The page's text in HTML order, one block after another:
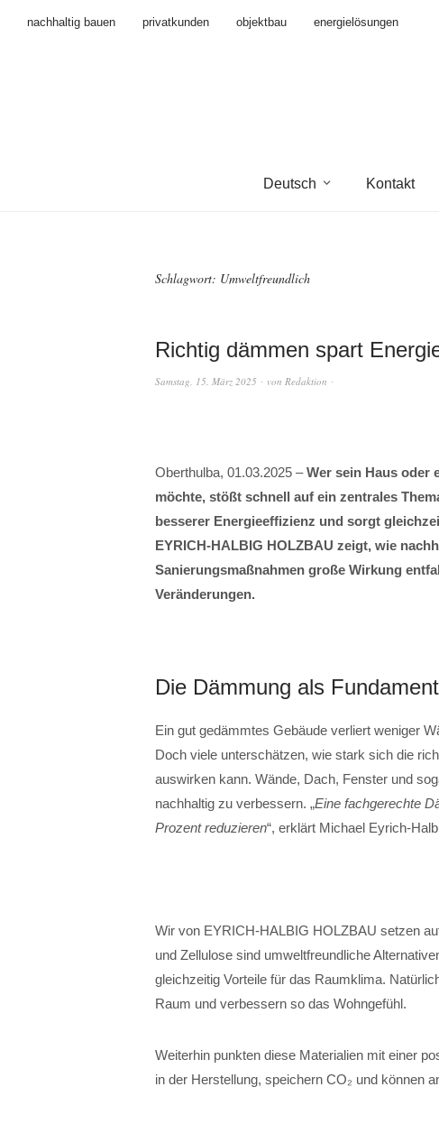
nachhaltig bauen privatkunden objektbau
energielösungen
Deutsch Kontakt
Schlagwort: Umweltfreundlich
Richtig dämmen spart
Samstag, 15. März 2025 von Redaktion
Oberthulba, 01.03.2025 –Wer sein Haus oder
möchte, stößt schnell auf ein zentrales
besserer Energieeffizienz und sorgt
EYRICH-HALBIG HOLZBAU zeigt, wie
Sanierungsmaßnahmen große Wirkung
Veränderungen.
Die Dämmung als
Ein gut gedämmtes Gebäude verliert weniger
Doch viele unterschätzen, wie stark sich die
auswirken kann. Wände, Dach, Fenster und
nachhaltig zu verbessern. „Eine fachgerechte
Prozent reduzieren“, erklärt Michael Eyrich-
Wir von EYRICH-HALBIG HOLZBAU setzen
und Zellulose sind umweltfreundliche
gleichzeitig Vorteile für das Raumklima.
Raum und verbessern so das Wohngefühl.
Weiterhin punkten diese Materialien mit einer
in der Herstellung, speichern CO₂ und können